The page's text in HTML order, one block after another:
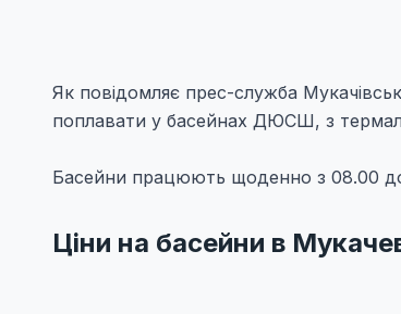
Як повідомляє прес-служба
поплавати у басейнах ДЮСШ, з
Басейни працюють щоденно з 08.00
Ціни на басейни в